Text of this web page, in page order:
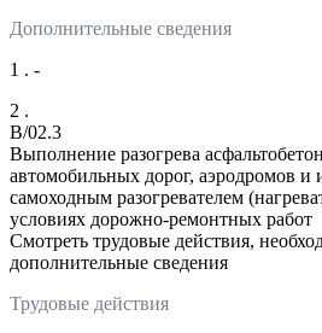
Дополнительные сведения
1 . -
2 .
B/02.3
Выполнение разогрева
автомобильных дорог, аэродромов
самоходным разогревателем
условиях дорожно-ремонтных работ
Смотреть трудовые действия,
дополнительные сведения
Трудовые действия